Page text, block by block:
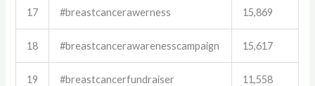
17 #breastcancerawerness 15,869
18 #breastcancerawarenesscampaign 15,617
19 #breastcancerfundraiser 11,558